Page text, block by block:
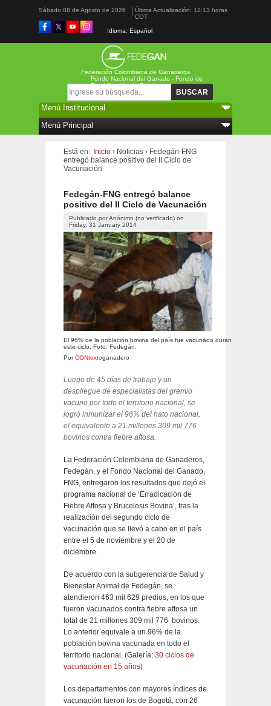
Sábado 08 de Agosto de 2026
Última Actualización: 12:13 horas
COT
Idioma: Español
Federación Colombiana de Ganaderos
Formulario de búsqueda
Fondo Nacional del Ganado - Fondo de
Estabilización de Precios
Está en: Inicio › Noticias › Fedegán-FNG
entregó balance positivo del II Ciclo de
Vacunación
Fedegán-FNG entregó balance
positivo del II Ciclo de Vacunación
Publicado porAnónimo (no verificado)on
Friday, 31 January 2014
El 96% de la población bovina del país fue vacunado durante
este ciclo. Foto: Fedegán.
PorCONtextoganadero
Luego de 45 días de trabajo y un
despliegue de especialistas del gremio
vacuno por todo el territorio nacional, se
logró inmunizar el 96% del hato nacional,
el equivalente a 21 millones 309 mil 776
bovinos contra fiebre aftosa.
La Federación Colombiana de Ganaderos,
Fedegán, y el Fondo Nacional del Ganado,
FNG, entregaron los resultados que dejó el
programa nacional de ‘Erradicación de
Fiebre Aftosa y Brucelosis Bovina’, tras la
realización del segundo ciclo de
vacunación que se llevó a cabo en el país
entre el 5 de noviembre y el 20 de
diciembre.
De acuerdo con la subgerencia de Salud y
Bienestar Animal de Fedegán, se
atendieron 463 mil 629 predios, en los que
fueron vacunados contra fiebre aftosa un
total de 21 millones 309 mil 776 bovinos.
Lo anterior equivale a un 96% de la
población bovina vacunada en todo el
territorio nacional. (Galería: 30 ciclos de
vacunación en 15 años)
Los departamentos con mayores índices de
vacunación fueron los de Bogotá, con 26